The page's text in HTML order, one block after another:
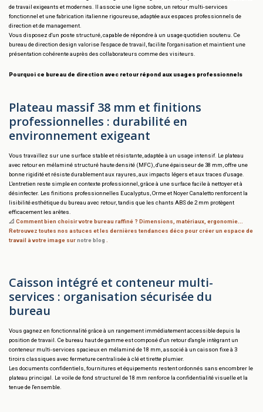
de travail exigeants et modernes. Il associe une ligne sobre, un retour multi-services
fonctionnel et une fabrication italienne rigoureuse, adaptée aux espaces professionnels de
direction et de management.
Vous disposez d'un poste structuré, capable de répondre à un usage quotidien soutenu. Ce
bureau de direction design valorise l'espace de travail, facilite l'organisation et maintient une
présentation cohérente auprès des collaborateurs comme des visiteurs.
Pourquoi ce bureau de direction avec retour répond aux usages professionnels
Plateau massif 38 mm et finitions
professionnelles : durabilité en
environnement exigeant
Vous travaillez sur une surface stable et résistante, adaptée à un usage intensif. Le plateau
avec retour en mélaminé structuré haute densité (MFC), d'une épaisseur de 38 mm, offre une
bonne rigidité et résiste durablement aux rayures, aux impacts légers et aux traces d'usage.
L'entretien reste simple en contexte professionnel, grâce à une surface facile à nettoyer et à
désinfecter. Les finitions professionnelles Eucalyptus, Orme et Noyer Canaletto renforcent la
lisibilité esthétique du bureau avec retour, tandis que les chants ABS de 2 mm protègent
efficacement les arêtes.
📐 Comment bien choisir votre bureau raffiné ? Dimensions, matériaux, ergonomie...
Retrouvez toutes nos astuces et les dernières tendances déco pour créer un espace de
travail à votre image surnotre blog
Caisson intégré et conteneur multi-
services : organisation sécurisée du
bureau
Vous gagnez en fonctionnalité grâce à un rangement immédiatement accessible depuis la
position de travail. Ce bureau haut de gamme est composé d'un retour d'angle intègrant un
conteneur multi-services spacieux en mélaminé de 18 mm, associé à un caisson fixe à 3
tiroirs classiques avec fermeture centralisée à clé et tirette plumier.
Les documents confidentiels, fournitures et équipements restent ordonnés sans encombrer le
plateau principal. Le voile de fond structurel de 18 mm renforce la confidentialité visuelle et la
tenue de l'ensemble.